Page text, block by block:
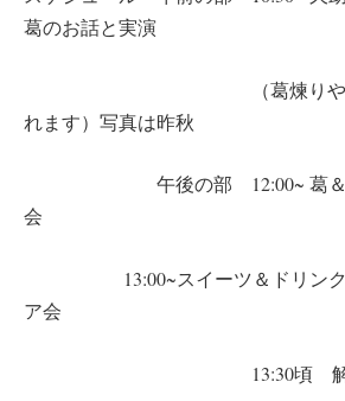
葛のお話と実演
（葛煉りや葛切り
れます）写真は昨秋
午後の部 12:00~ 葛＆発
会
13:00~スイーツ＆ドリンク・
ア会
13:30頃 解